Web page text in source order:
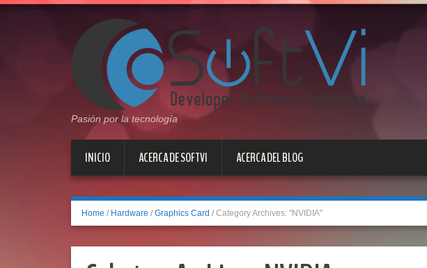
Pasión por la tecnología
INICIO ACERCA DE SOFTVI ACERCA DEL BLOG
Home / Hardware / Graphics Card / Category Archives: "NVIDIA"